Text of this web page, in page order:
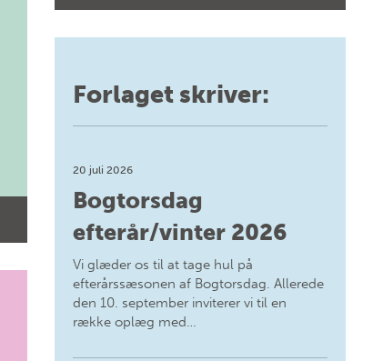
Forlaget skriver:
20 juli 2026
Bogtorsdag
efterår/vinter 2026
Vi glæder os til at tage hul på
efterårssæsonen af Bogtorsdag. Allerede
den 10. september inviterer vi til en
række oplæg med…